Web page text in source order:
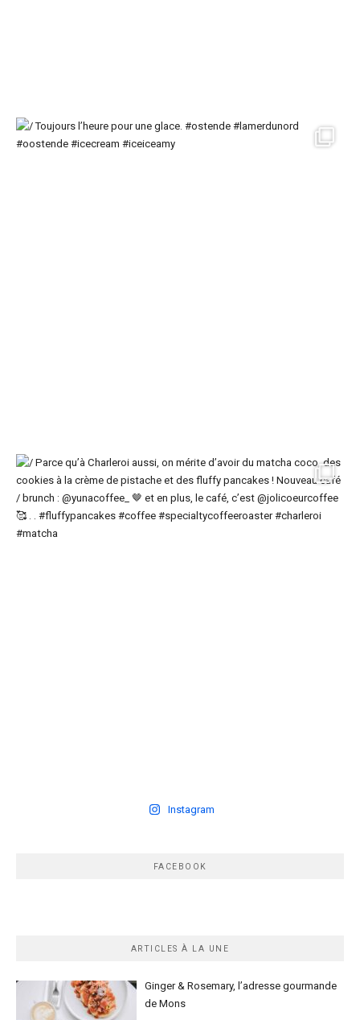
Instagram
FACEBOOK
ARTICLES À LA UNE
Ginger & Rosemary, l’adresse gourmande
de Mons